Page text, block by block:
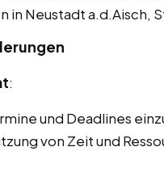
in Neustadt a.d.Aisch,
:
und Deadlines
von Zeit und